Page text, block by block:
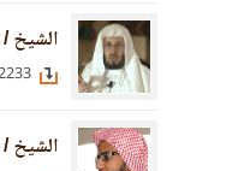
الشيخ
الشيخ